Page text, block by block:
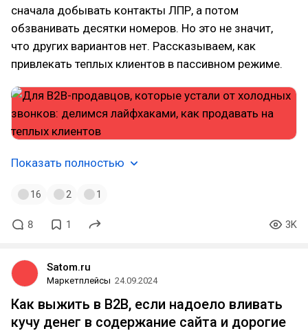
сначала добывать контакты ЛПР, а потом
обзванивать десятки номеров. Но это не значит,
что других вариантов нет. Рассказываем, как
привлекать теплых клиентов в пассивном режиме.
Показать полностью
16 2 1
8 1 3K
Satom.ru
Маркетплейсы 24.09.2024
Как выжить в B2B, если надоело вливать
кучу денег в содержание сайта и дорогие